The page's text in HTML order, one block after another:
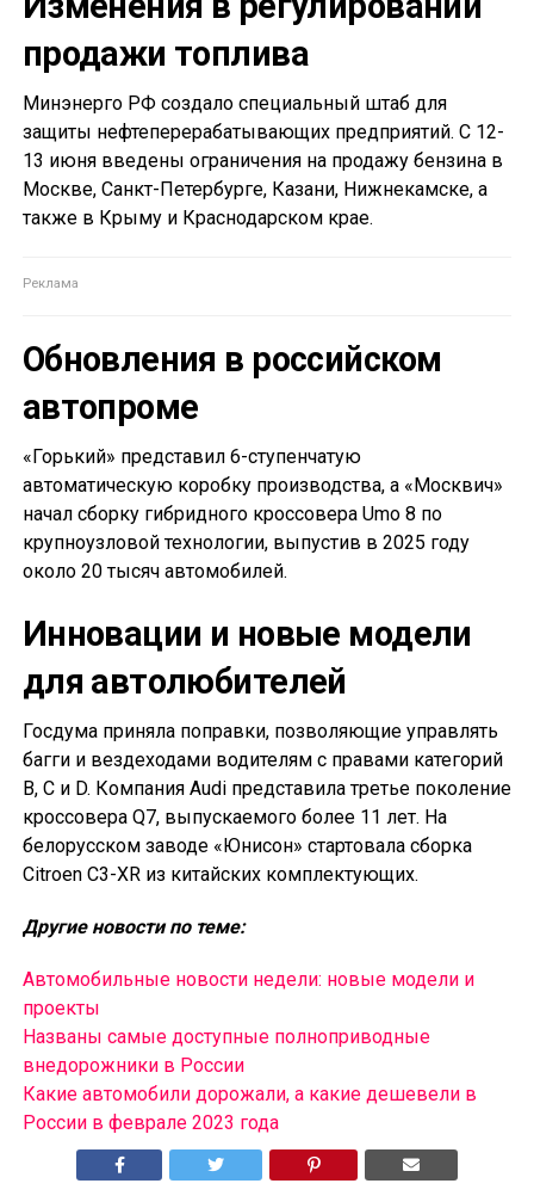
продажи топлива
Минэнерго РФ создало специальный штаб для
защиты нефтеперерабатывающих предприятий. С 12-
13 июня введены ограничения на продажу бензина в
Москве, Санкт-Петербурге, Казани, Нижнекамске, а
также в Крыму и Краснодарском крае.
Обновления в российском
автопроме
«Горький» представил 6-ступенчатую
автоматическую коробку производства, а «Москвич»
начал сборку гибридного кроссовера Umo 8 по
крупноузловой технологии, выпустив в 2025 году
около 20 тысяч автомобилей.
Инновации и новые модели
для автолюбителей
Госдума приняла поправки, позволяющие управлять
багги и вездеходами водителям с правами категорий
B, C и D. Компания Audi представила третье поколение
кроссовера Q7, выпускаемого более 11 лет. На
белорусском заводе «Юнисон» стартовала сборка
Citroen C3-XR из китайских комплектующих.
Другие новости по теме:
Автомобильные новости недели: новые модели и
проекты
Названы самые доступные полноприводные
внедорожники в России
Какие автомобили дорожали, а какие дешевели в
России в феврале 2023 года